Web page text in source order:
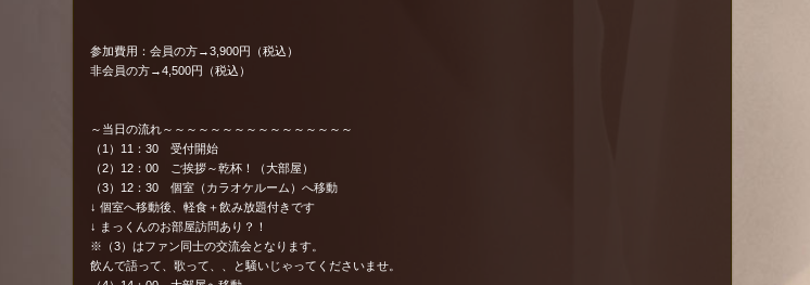
参加費用：会員の方→3,900円（税込）
非会員の方→4,500円（税込）
～当日の流れ～～～～～～～～～～～～～～～～
（1）11：30 受付開始
（2）12：00 ご挨拶～乾杯！（大部屋）
（3）12：30 個室（カラオケルーム）へ移動
↓ 個室へ移動後、軽食＋飲み放題付きです
↓ まっくんのお部屋訪問あり？！
※（3）はファン同士の交流会となります。
飲んで語って、歌って、、と騒いじゃってくださいませ。